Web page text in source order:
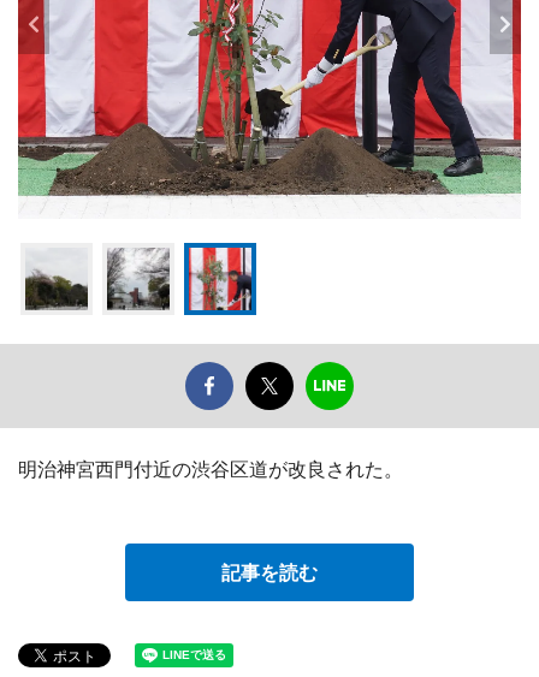
明治神宮西門付近の渋谷区道が改良された。
記事を読む